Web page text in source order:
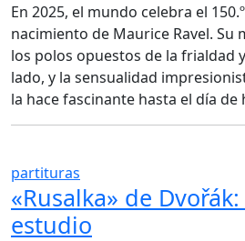
En 2025, el mundo celebra el
nacimiento de Maurice Ravel. Su
los polos opuestos de la frialdad
lado, y la sensualidad
la hace fascinante hasta el día de
partituras
«Rusalka» de
estudio